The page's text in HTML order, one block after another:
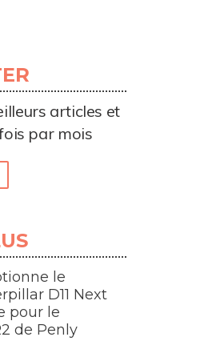
articles et
par mois
le
D11 Next
pour le
de Penly